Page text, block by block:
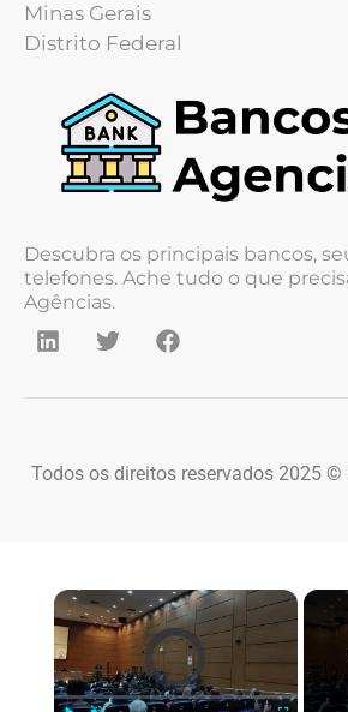
Minas Gerais
Distrito Federal
Descubra os principais bancos,
telefones. Ache tudo o que
Agências.
Todos os direitos reservados 2025 ©
×
Video Player is loading.